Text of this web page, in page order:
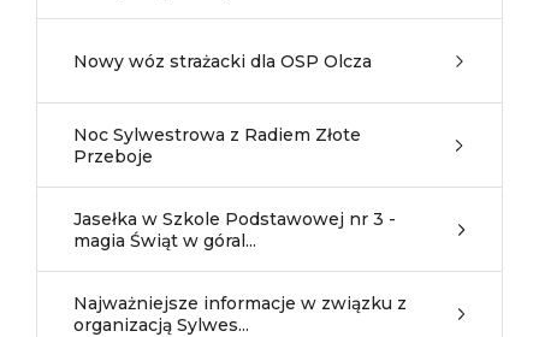
Nowy wóz strażacki dla OSP Olcza
Noc Sylwestrowa z Radiem Złote
Przeboje
Jasełka w Szkole Podstawowej nr 3 -
magia Świąt w góral...
Najważniejsze informacje w związku z
organizacją Sylwes...